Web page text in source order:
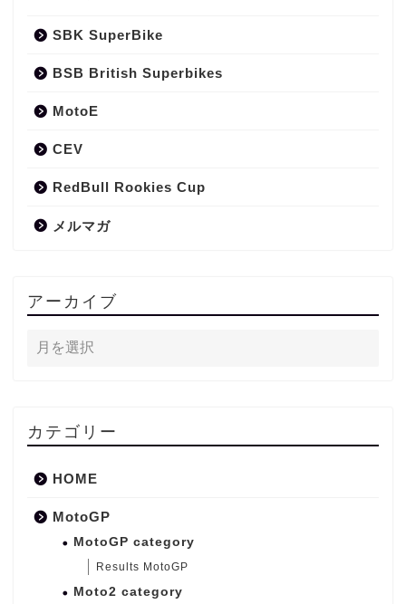
SBK SuperBike
BSB British Superbikes
MotoE
CEV
RedBull Rookies Cup
メルマガ
アーカイブ
カテゴリー
HOME
MotoGP
MotoGP category
Results MotoGP
Moto2 category